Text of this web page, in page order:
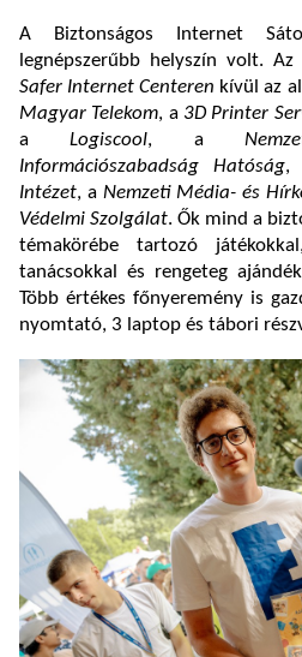
A Biztonságos Internet
legnépszerűbb helyszín volt.
Safer Internet Centeren kívül az
Magyar Telekom, a 3D Printer
aLogiscool, a
Információszabadság Hatóság,
Intézet, a Nemzeti Média- és
Védelmi Szolgálat. Ők mind a
témakörébe tartozó
tanácsokkal és rengeteg
Több értékes főnyeremény is
nyomtató, 3 laptop és tábori